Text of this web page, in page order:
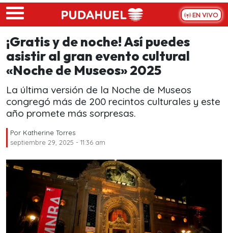
Skip to main content
EN VIVO
¡Gratis y de noche! Así puedes
asistir al gran evento cultural
«Noche de Museos» 2025
La última versión de la Noche de Museos
congregó más de 200 recintos culturales y este
año promete más sorpresas.
Por Katherine Torres
septiembre 29, 2025 - 11:36 am